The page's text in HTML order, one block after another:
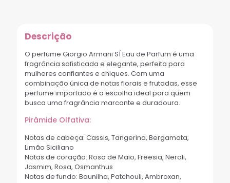
Descrição
O perfume Giorgio Armani SÍ Eau de Parfum é uma
fragrância sofisticada e elegante, perfeita para
mulheres confiantes e chiques. Com uma
combinação única de notas florais e frutadas, esse
perfume importado é a escolha ideal para quem
busca uma fragrância marcante e duradoura.
Pirâmide Olfativa:
Notas de cabeça: Cassis, Tangerina, Bergamota,
Limão Siciliano
Notas de coração: Rosa de Maio, Freesia, Neroli,
Jasmim, Rosa, Osmanthus
Notas de fundo: Baunilha, Patchouli, Ambroxan,